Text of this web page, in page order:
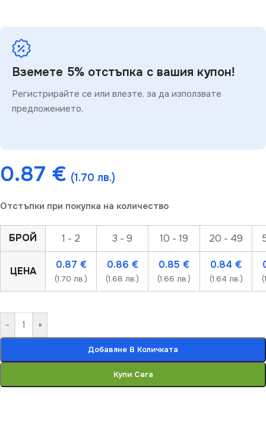
Вземете 5% отстъпка с вашия купон!
Регистрирайте се или влезте, за да използвате
предложението.
0.87 € (1.70 лв.)
Отстъпки при покупка на количество
БРОЙ 1 - 2 3 - 9 10 - 19 20 - 49
ЦЕНА
0.87 €
(1.70 лв.)
0.86 €
(1.68 лв.)
0.85 €
(1.66 лв.)
0.84 €
(1.64 лв.)
- +
Добавяне В Количката
Купи Сега